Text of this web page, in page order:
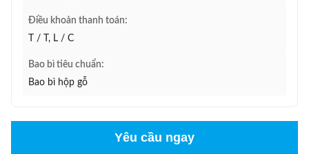
Điều khoản thanh toán:
T / T, L / C
Bao bì tiêu chuẩn:
Bao bì hộp gỗ
Yêu cầu ngay